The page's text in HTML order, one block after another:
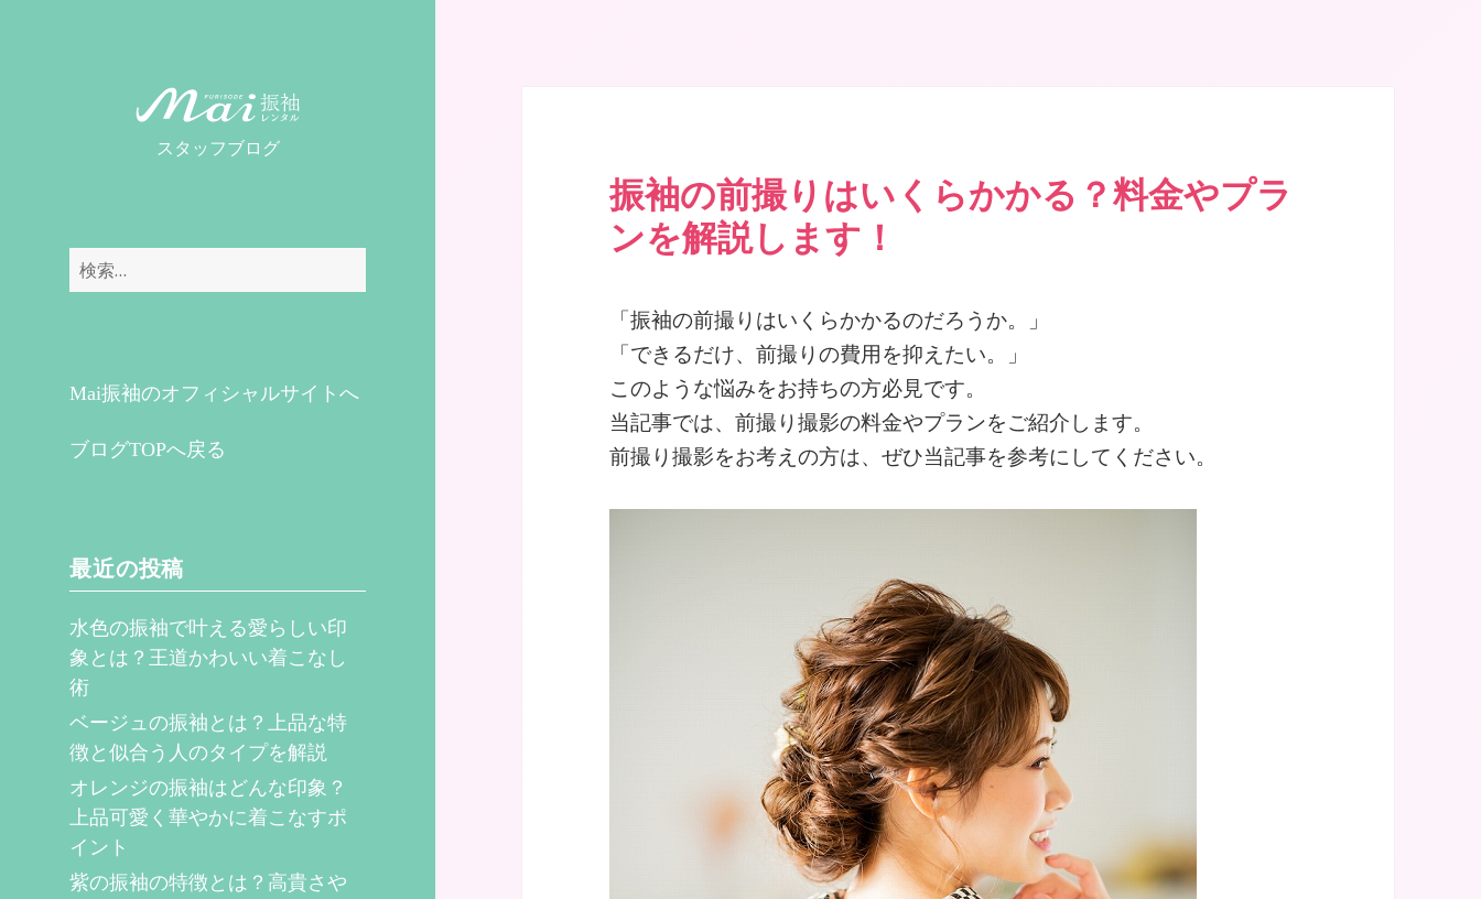
スタッフブログ
検
Mai振袖のオフィシャルサイトへ
ブログTOPへ戻る
最近の投稿
水色の振袖で叶える愛らしい印
象とは？王道かわいい着こなし
術
ベージュの振袖とは？上品な特
徴と似合う人のタイプを解説
オレンジの振袖はどんな印象？
上品可愛く華やかに着こなすポ
イント
紫の振袖の特徴とは？高貴さや
振袖の前撮りはいくらかかる？料金やプラ
ンを解説します！
「振袖の前撮りはいくらかかるのだろうか。」
「できるだけ、前撮りの費用を抑えたい。」
このような悩みをお持ちの方必見です。
当記事では、前撮り撮影の料金やプランをご紹介します。
前撮り撮影をお考えの方は、ぜひ当記事を参考にしてください。